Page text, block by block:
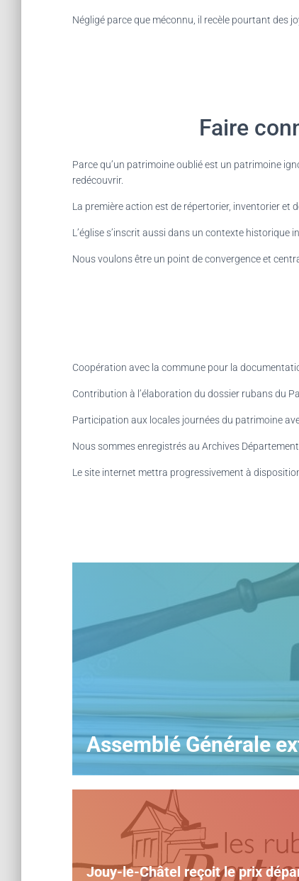
Négligé parce que méconnu, il recèle pourtant des
Faire
Parce qu’un patrimoine oublié est un patrimoine
redécouvrir.
La première action est de répertorier, inventorier et
L’église s’inscrit aussi dans un contexte historique
Nous voulons être un point de convergence et
Coopération avec la commune pour la
Contribution à l’élaboration du dossier rubans du
Participation aux locales journées du patrimoine
Nous sommes enregistrés au Archives
Le site internet mettra progressivement à
Assemblé Générale
Jouy-le-Châtel reçoit le prix